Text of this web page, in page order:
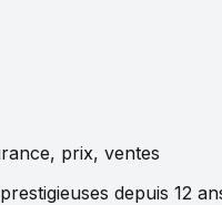
prix, ventes
depuis 12